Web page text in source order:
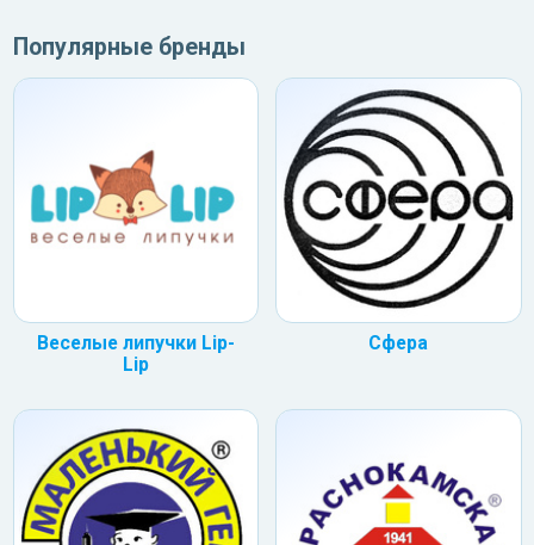
Популярные бренды
Веселые липучки Lip-
Lip
Сфера